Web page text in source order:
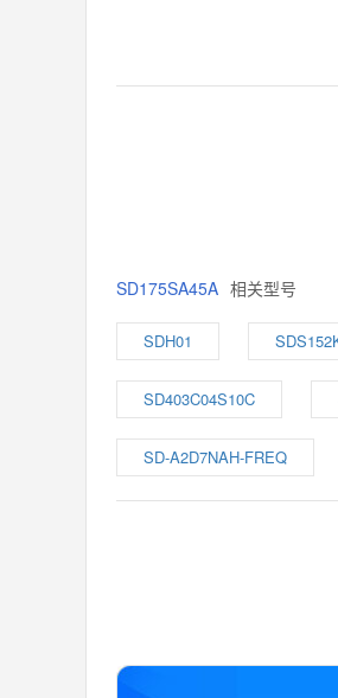
SD175SA45A 相关型号
SDH01
SD403C04S10C
SD-A2D7NAH-FREQ